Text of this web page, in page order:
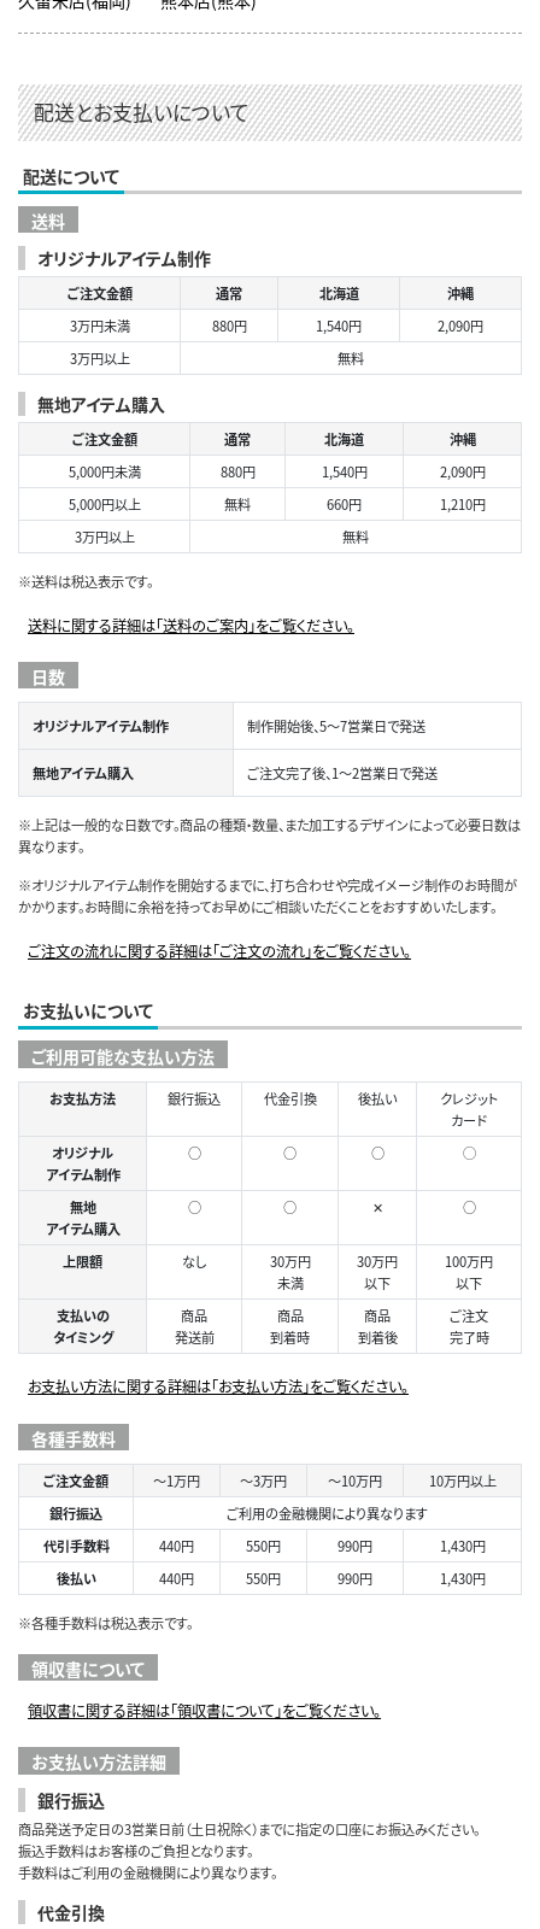
配送とお支払いについて
配送について
送料
オリジナルアイテム制作
ご注文金額 通常 北海道
沖縄
3万円未満
880円 1,540円
2,090円
3万円以上
無料
無地アイテム購入
ご注文金額 通常 北海道
沖縄
5,000円未満
880円 1,540円
2,090円
5,000円以上
無料 660円
1,210円
3万円以上
無料
※送料は税込表示です。
送料に関する詳細は「送料のご案内」をご覧ください。
日数
オリジナルアイテム制作 制作開始後、5～7営業日で発送
無地アイテム購入 ご注文完了後、1～2営業日で発送
※上記は一般的な日数です。商品の種類・数量、また加工するデザインによって必要日数は
異なります。
※オリジナルアイテム制作を開始するまでに、打ち合わせや完成イメージ制作のお時間が
かかります。お時間に余裕を持ってお早めにご相談いただくことをおすすめいたします。
ご注文の流れに関する詳細は「ご注文の流れ」をご覧ください。
お支払いについて
ご利用可能な支払い方法
お支払方法 銀行振込 代金引換 後払い
クレジット
カード
オリジナル
アイテム制作
○ ○ ○ ◯
無地
アイテム購入
○ ○ ✕ ○
上限額 なし
30万円
未満
30万円
以下
100万円
以下
支払いの
タイミング
商品
発送前
商品
到着時
商品
到着後
ご注文
完了時
お支払い方法に関する詳細は「お支払い方法」をご覧ください。
各種手数料
ご注文金額 ～1万円 ～3万円 ～10万円
10万円以上
銀行振込
ご利用の金融機関により異なります
代引手数料
440円 550円 990円
1,430円
後払い
440円 550円 990円 1,430円
※各種手数料は税込表示です。
領収書について
領収書に関する詳細は「領収書について」をご覧ください。
お支払い方法詳細
銀行振込
商品発送予定日の3営業日前（土日祝除く）までに指定の口座にお振込みください。
振込手数料はお客様のご負担となります。
手数料はご利用の金融機関により異なります。
代金引換